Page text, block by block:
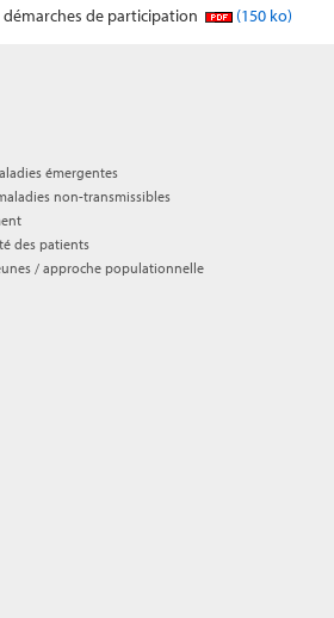
de participation
(150 ko)
émergentes
non-transmissibles
des patients
/ approche populationnelle